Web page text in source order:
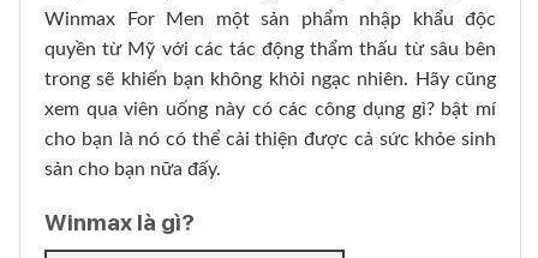
Winmax For Men một sản phẩm nhập khẩu độc
quyền từ Mỹ với các tác động thẩm thấu từ sâu bên
trong sẽ khiến bạn không khỏi ngạc nhiên. Hãy cũng
xem qua viên uống này có các công dụng gì? bật mí
cho bạn là nó có thể cải thiện được cả sức khỏe sinh
sản cho bạn nữa đấy.
Winmax là gì?